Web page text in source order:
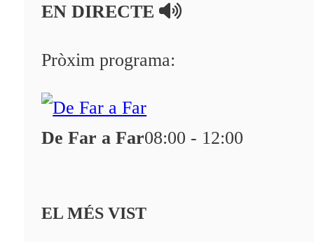
EN DIRECTE
Pròxim programa:
De Far a Far08:00 - 12:00
EL MÉS VIST